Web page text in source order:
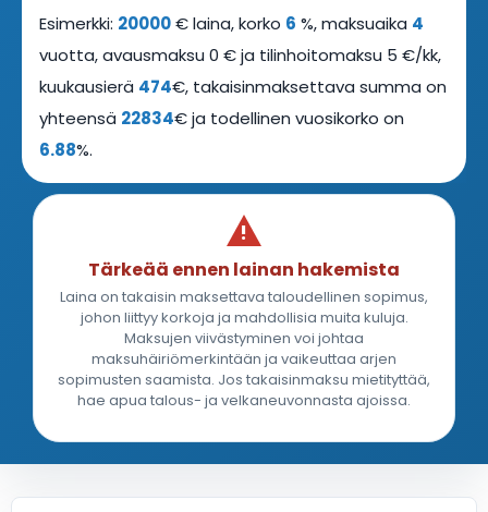
Esimerkki: 20000€ laina, korko 6 %, maksuaika 4
vuotta, avausmaksu 0 € ja tilinhoitomaksu 5 €/kk,
kuukausierä 474€, takaisinmaksettava summa on
yhteensä 22834€ ja todellinen vuosikorko on
6.88%.
Tärkeää ennen lainan hakemista
Laina on takaisin maksettava taloudellinen sopimus,
johon liittyy korkoja ja mahdollisia muita kuluja.
Maksujen viivästyminen voi johtaa
maksuhäiriömerkintään ja vaikeuttaa arjen
sopimusten saamista. Jos takaisinmaksu mietityttää,
hae apua talous- ja velkaneuvonnasta ajoissa.